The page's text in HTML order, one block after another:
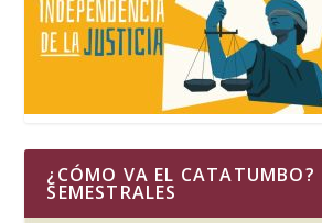
¿CÓMO VA EL CATATUMBO?
SEMESTRALES